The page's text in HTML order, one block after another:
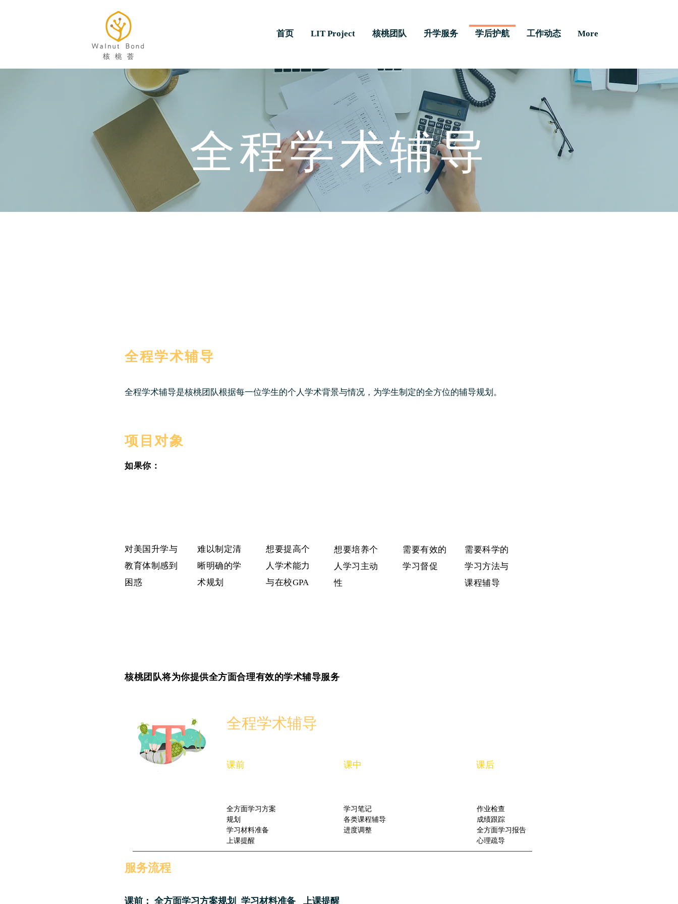
首页 LIT Project 核桃团队 升学服务 学后护航 工作动态 More
​全程学术辅导
全程学术辅导
全程学术辅导是​核桃团队根据每一位学生的个人学术背景与情况，为学生制定的全方位的辅导规划。
​项目对象
如果你：
对美国升学与
教育体制感到
困惑
难以制定清
晰明确的学
术规划
想要提高个
人学术能力
与在校GPA
想要培养个
人学习主动
性
需要有效的
学习督促
需要科学的
学习方法与
课程辅导
核桃团队将为你提供全方面合理有效的学术辅导服务
​全程学术辅导
​课前 ​课中 ​课后
​全方面学习方案
规划
学习材料准备
​上课提醒
学习笔记
各类课程辅导
​进度调整
作业检查
成绩跟踪
全方面学习报告
​心理疏导
服务流程
课前： 全方面学习方案规划 学习材料准备 上课提醒